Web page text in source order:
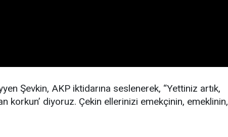
Şevkin, AKP iktidarına seslenerek, “Yettiniz artık,
korkun’ diyoruz. Çekin ellerinizi emekçinin, emeklinin,